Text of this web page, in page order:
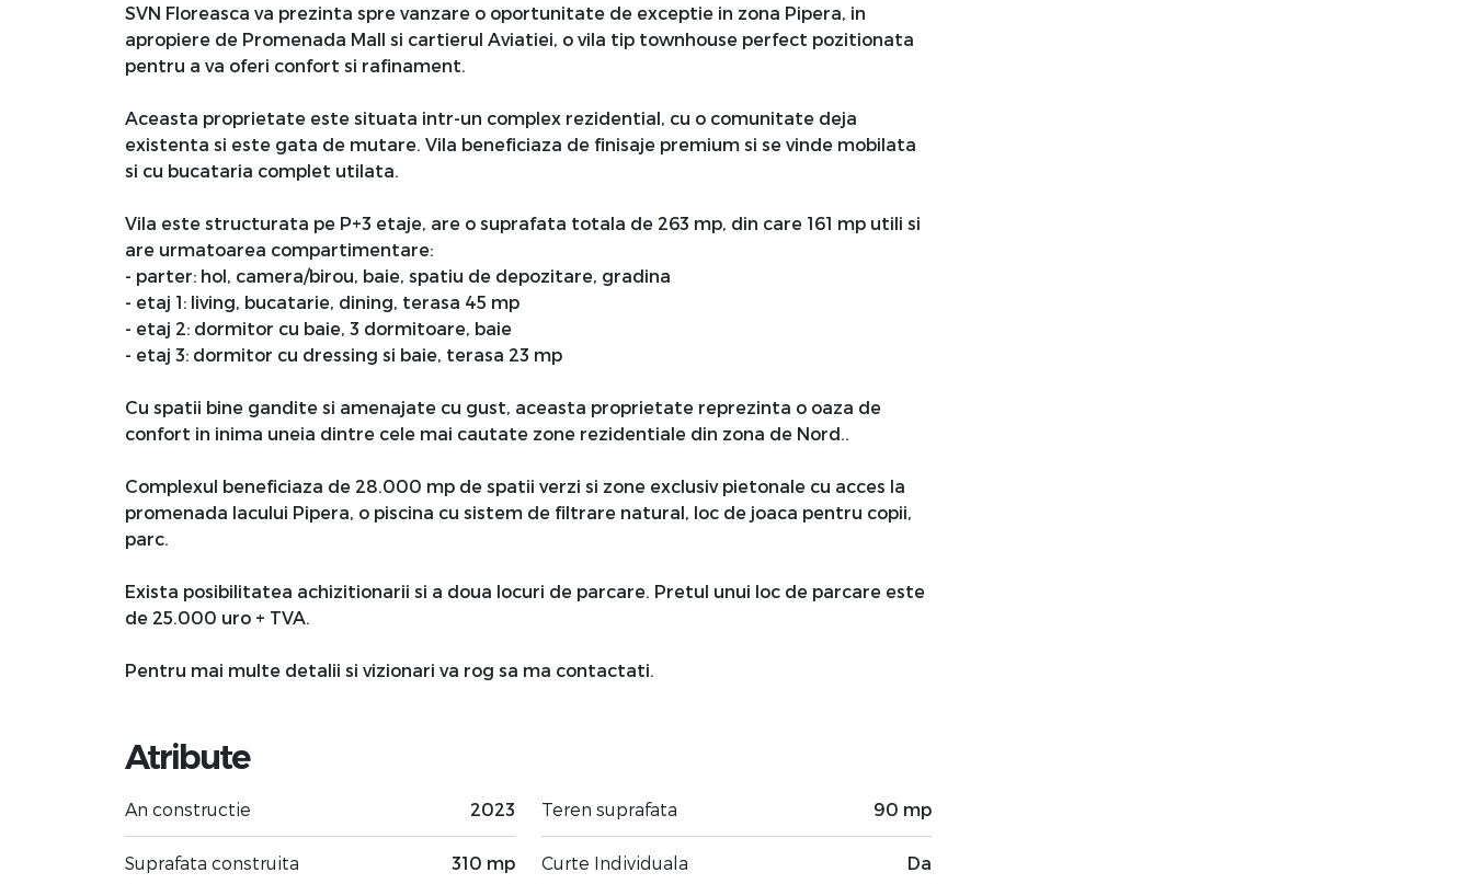
SVN Floreasca va prezinta spre vanzare o oportunitate de exceptie in zona Pipera, in
apropiere de Promenada Mall si cartierul Aviatiei, o vila tip townhouse perfect pozitionata
pentru a va oferi confort si rafinament.
Aceasta proprietate este situata intr-un complex rezidential, cu o comunitate deja
existenta si este gata de mutare. Vila beneficiaza de finisaje premium si se vinde mobilata
si cu bucataria complet utilata.
Vila este structurata pe P+3 etaje, are o suprafata totala de 263 mp, din care 161 mp utili si
are urmatoarea compartimentare:
- parter: hol, camera/birou, baie, spatiu de depozitare, gradina
- etaj 1: living, bucatarie, dining, terasa 45 mp
- etaj 2: dormitor cu baie, 3 dormitoare, baie
- etaj 3: dormitor cu dressing si baie, terasa 23 mp
Cu spatii bine gandite si amenajate cu gust, aceasta proprietate reprezinta o oaza de
confort in inima uneia dintre cele mai cautate zone rezidentiale din zona de Nord..
Complexul beneficiaza de 28.000 mp de spatii verzi si zone exclusiv pietonale cu acces la
promenada lacului Pipera, o piscina cu sistem de filtrare natural, loc de joaca pentru copii,
parc.
Exista posibilitatea achizitionarii si a doua locuri de parcare. Pretul unui loc de parcare este
de 25.000 uro + TVA.
Pentru mai multe detalii si vizionari va rog sa ma contactati.
Atribute
An constructie 2023
Suprafata construita 310 mp
Teren suprafata 90 mp
Curte Individuala Da